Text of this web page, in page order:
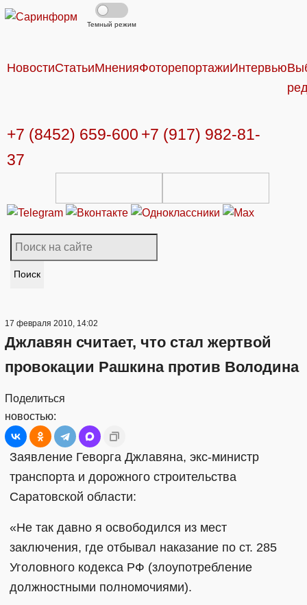
Темный режим
НовостиСтатьиМненияФоторепортажиИнтервью
+7 (8452) 659-600 +7 (917) 982-81-
37
Поиск
17 февраля 2010, 14:02
Джлавян считает, что стал жертвой
провокации Рашкина против Володина
Поделиться
новостью:
Заявление Геворга Джлавяна, экс-министр
транспорта и дорожного строительства
Саратовской области:
«Не так давно я освободился из мест
заключения, где отбывал наказание по ст. 285
Уголовного кодекса РФ (злоупотребление
должностными полномочиями).